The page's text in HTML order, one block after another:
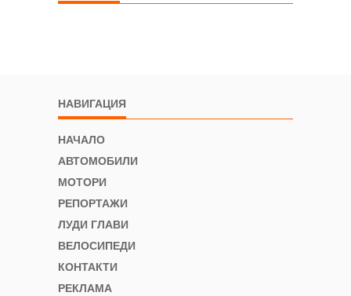
НАВИГАЦИЯ
НАЧАЛО
АВТОМОБИЛИ
МОТОРИ
РЕПОРТАЖИ
ЛУДИ ГЛАВИ
ВЕЛОСИПЕДИ
КОНТАКТИ
РЕКЛАМА